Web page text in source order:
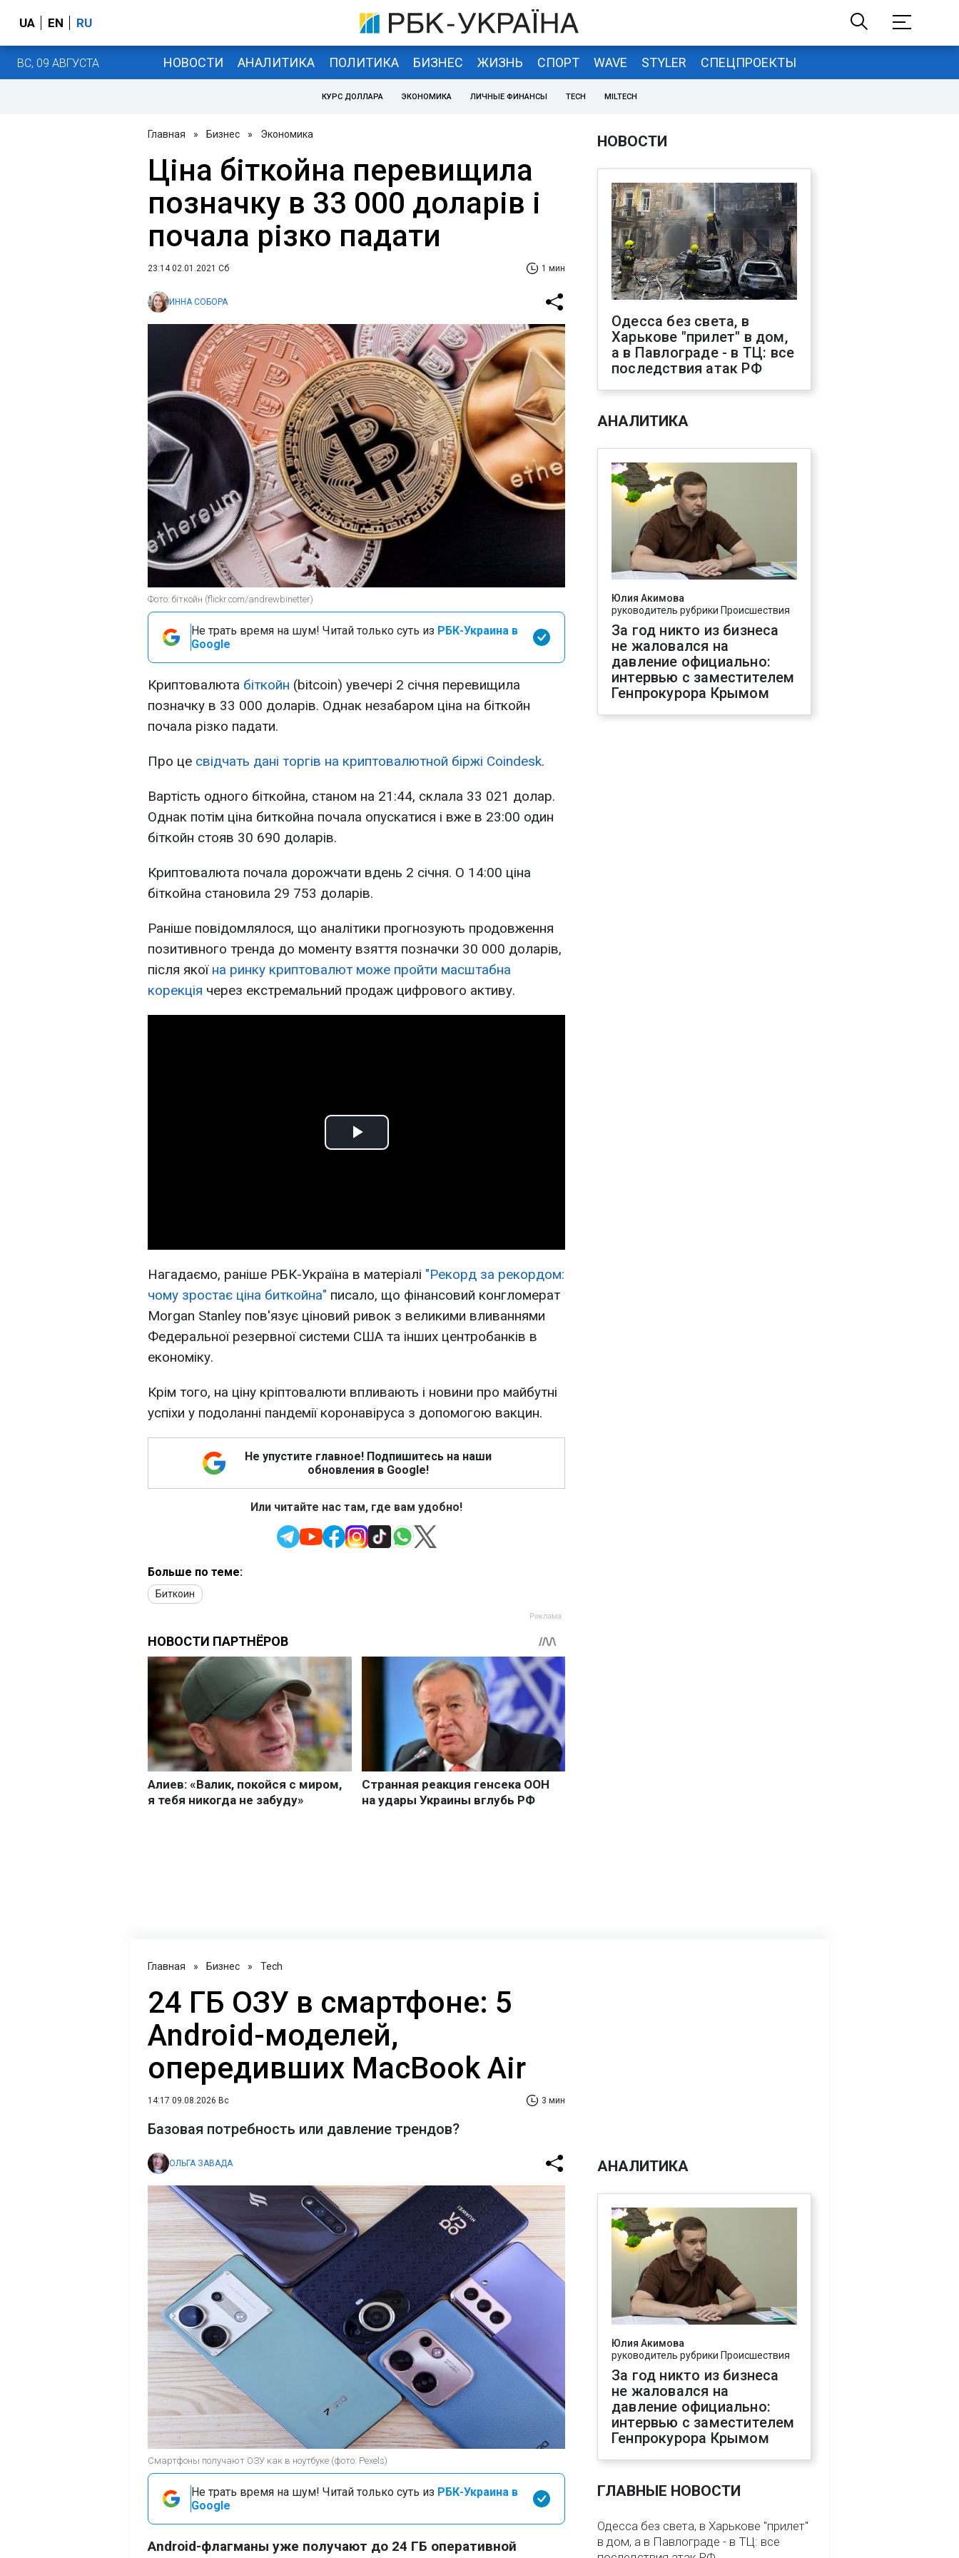
UA EN RU
ВС, 09 АВГУСТА НОВОСТИ АНАЛИТИКА ПОЛИТИКА БИЗНЕС ЖИЗНЬ СПОРТ WAVE STYLER СПЕЦПРОЕКТЫ
КУРС ДОЛЛАРА ЭКОНОМИКА ЛИЧНЫЕ ФИНАНСЫ TECH MILTECH
Главная » Бизнес » Экономика
Ціна біткойна перевищила
позначку в 33 000 доларів і
почала різко падати
23:14 02.01.2021 Сб 1 мин
ИННА СОБОРА
Фото: біткойн (flickr.com/andrewbinetter)
Не трать время на шум! Читай только суть из РБК-Украина в
Google
Криптовалюта біткойн (bitcoin) увечері 2 січня перевищила
позначку в 33 000 доларів. Однак незабаром ціна на біткойн
почала різко падати.
Про це свідчать дані торгів на криптовалютной біржі Coindesk.
Вартість одного біткойна, станом на 21:44, склала 33 021 долар.
Однак потім ціна биткойна почала опускатися і вже в 23:00 один
біткойн стояв 30 690 доларів.
Криптовалюта почала дорожчати вдень 2 січня. О 14:00 ціна
біткойна становила 29 753 доларів.
Раніше повідомлялося, що аналітики прогнозують продовження
позитивного тренда до моменту взяття позначки 30 000 доларів,
після якої на ринку криптовалют може пройти масштабна
корекція через екстремальний продаж цифрового активу.
Play
Нагадаємо, раніше РБК-Україна в матеріалі "Рекорд за рекордом:
чому зростає ціна биткойна" писало, що фінансовий конгломерат
Morgan Stanley пов'язує ціновий ривок з великими вливаннями
Федеральної резервної системи США та інших центробанків в
економіку.
Крім того, на ціну кріптовалюти впливають і новини про майбутні
успіхи у подоланні пандемії коронавіруса з допомогою вакцин.
Не упустите главное! Подпишитесь на наши
обновления в Google!
Или читайте нас там, где вам удобно!
Больше по теме:
Биткоин
НОВОСТИ
Одесса без света, в
Харькове "прилет" в дом,
а в Павлограде - в ТЦ: все
последствия атак РФ
АНАЛИТИКА
Юлия Акимова
руководитель рубрики Происшествия
За год никто из бизнеса
не жаловался на
давление официально:
интервью с заместителем
Генпрокурора Крымом
Главная » Бизнес » Tech
24 ГБ ОЗУ в смартфоне: 5
Android-моделей,
опередивших MacBook Air
14:17 09.08.2026 Вс 3 мин
Базовая потребность или давление трендов?
ОЛЬГА ЗАВАДА
Смартфоны получают ОЗУ как в ноутбуке (фото: Pexels)
Не трать время на шум! Читай только суть из РБК-Украина в
Google
Android-флагманы уже получают до 24 ГБ оперативной
АНАЛИТИКА
Юлия Акимова
руководитель рубрики Происшествия
За год никто из бизнеса
не жаловался на
давление официально:
интервью с заместителем
Генпрокурора Крымом
ГЛАВНЫЕ НОВОСТИ
Одесса без света, в Харькове "прилет"
в дом, а в Павлограде - в ТЦ: все